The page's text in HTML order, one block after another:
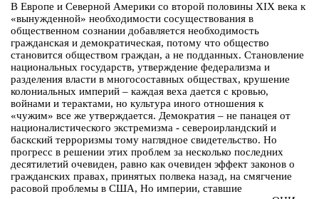
В Европе и Северной Америки со второй половины XIX века к
«вынужденной» необходимости сосуществования в
общественном сознании добавляется необходимость
гражданская и демократическая, потому что общество
становится обществом граждан, а не подданных. Становление
национальных государств, утверждение федерализма и
разделения власти в многосоставных обществах, крушение
колониальных империй – каждая веха дается с кровью,
войнами и терактами, но культура иного отношения к
«чужим» все же утверждается. Демократия – не панацея от
националистического экстремизма - североирландский и
баскский терроризмы тому наглядное свидетельство. Но
прогресс в решении этих проблем за несколько последних
десятилетий очевиден, равно как очевиден эффект законов о
гражданских правах, принятых полвека назад, на смягчение
расовой проблемы в США, Но империи, ставшие